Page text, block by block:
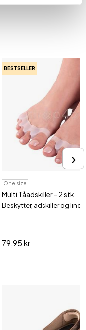
BESTSELLER
One size
Multi Tåadskiller - 2 stk
Beskytter, adskiller og
79,95 kr
›